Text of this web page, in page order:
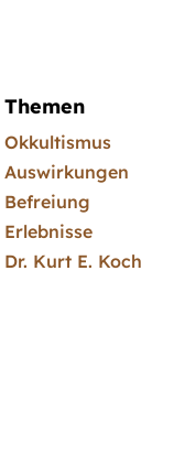
Themen
Okkultismus
Auswirkungen
Befreiung
Erlebnisse
Dr. Kurt E. Koch